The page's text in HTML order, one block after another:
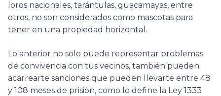
loros nacionales, tarántulas, guacamayas, entre
otros, no son considerados como mascotas para
tener en una propiedad horizontal.
Lo anterior no solo puede representar problemas
de convivencia con tus vecinos, también pueden
acarrearte sanciones que pueden llevarte entre 48
y 108 meses de prisión, como lo define la Ley 1333